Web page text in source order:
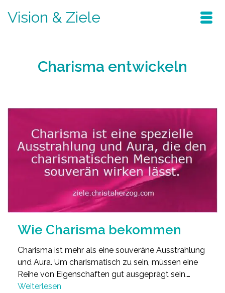
Vision & Ziele
Charisma entwickeln
Wie Charisma bekommen
Charisma ist mehr als eine souveräne Ausstrahlung
und Aura. Um charismatisch zu sein, müssen eine
Reihe von Eigenschaften gut ausgeprägt sein.…
Weiterlesen